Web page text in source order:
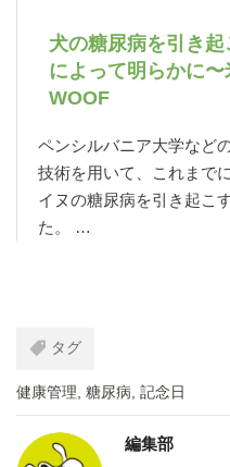
犬の糖尿病を引き
によって明らかに
WOOF
ペンシルバニア大学など
技術を用いて、これまで
イヌの糖尿病を引き起こ
た。 …
タグ
健康管理 糖尿病 記念日
編集部